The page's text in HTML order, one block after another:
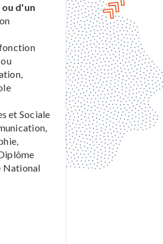
d'un
fonction
et Sociale
National